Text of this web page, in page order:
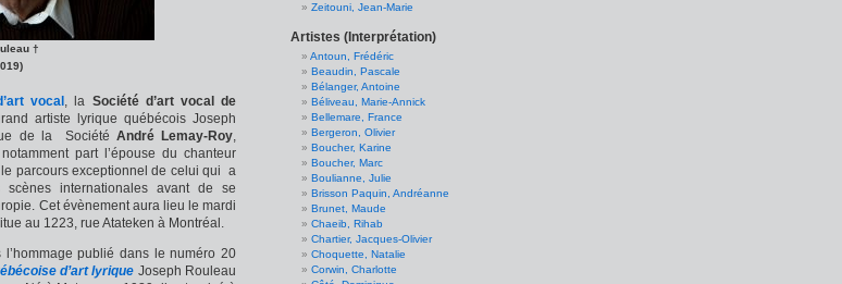
†
vocal , la Société d’art vocal de
artiste lyrique québécois Joseph
de la Société André Lemay-Roy,
part l’épouse du chanteur
parcours exceptionnel de celui qui a
internationales avant de se
Cet évènement aura lieu le mardi
au 1223, rue Atateken à Montréal.
publié dans le numéro 20
d’art lyrique Joseph Rouleau
Zeitouni, Jean-Marie
Artistes (Interprétation)
Antoun, Frédéric
Beaudin, Pascale
Bélanger, Antoine
Béliveau, Marie-Annick
Bellemare, France
Bergeron, Olivier
Boucher, Karine
Boucher, Marc
Boulianne, Julie
Brisson Paquin, Andréanne
Brunet, Maude
Chaeib, Rihab
Chartier, Jacques-Olivier
Choquette, Natalie
Corwin, Charlotte